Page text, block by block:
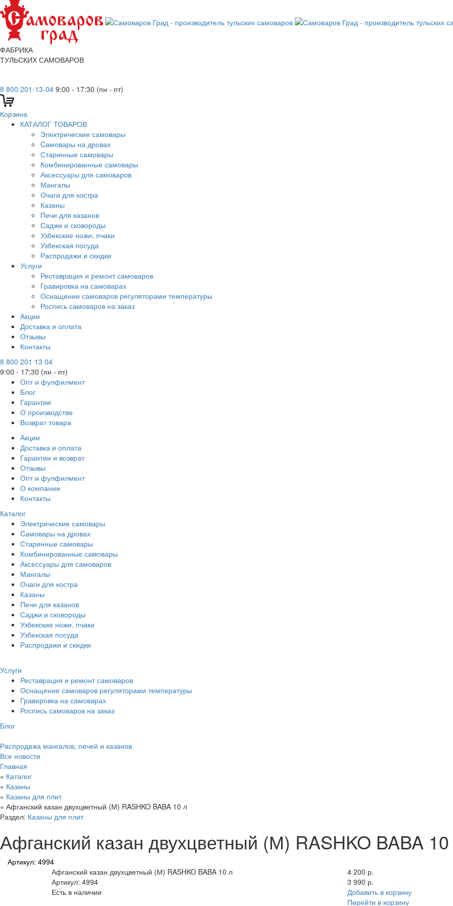
ФАБРИКА
ТУЛЬСКИХ САМОВАРОВ
8 800 201-13-04 9:00 - 17:30 (пн - пт)
Корзина
КАТАЛОГ ТОВАРОВ
Электрические самовары
Cамовары на дровах
Старинные самовары
Комбинированные самовары
Аксессуары для самоваров
Мангалы
Очаги для костра
Казаны
Печи для казанов
Саджи и сковороды
Узбекские ножи, пчаки
Узбекская посуда
Распродажи и скидки
Услуги
Реставрация и ремонт самоваров
Гравировка на самоварах
Оснащение самоваров регуляторами температуры
Роспись самоваров на заказ
Акции
Доставка и оплата
Отзывы
Контакты
8 800 201 13 04
9:00 - 17:30 (пн - пт)
Опт и фулфилмент
Блог
Гарантии
О производстве
Возврат товара
Акции
Доставка и оплата
Гарантии и возврат
Отзывы
Опт и фулфилмент
О компании
Контакты
Каталог
Электрические самовары
Cамовары на дровах
Старинные самовары
Комбинированные самовары
Аксессуары для самоваров
Мангалы
Очаги для костра
Казаны
Печи для казанов
Саджи и сковороды
Узбекские ножи, пчаки
Узбекская посуда
Распродажи и скидки
Услуги
Реставрация и ремонт самоваров
Оснащение самоваров регуляторами температуры
Гравировка на самоварах
Роспись самоваров на заказ
Блог
Распродажа мангалов, печей и казанов
Все новости
Главная
» Каталог
» Казаны
» Казаны для плит
» Афганский казан двухцветный (М) RASHKO BABA 10 л
Раздел: Казаны для плит
Афганский казан двухцветный (М) RASHKO BABA
Артикул: 4994
Афганский казан двухцветный (М) RASHKO BABA 10 л
Артикул: 4994
Есть в наличии
4 200 р.
3 990 р.
Добавить в корзину
Перейти в корзину